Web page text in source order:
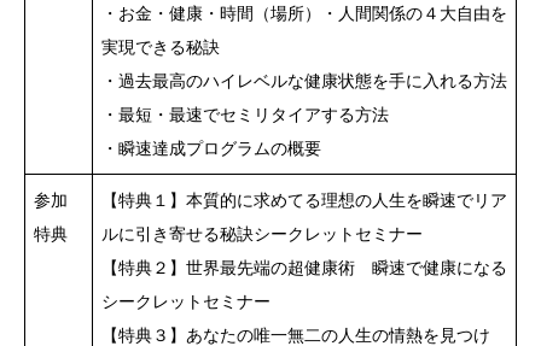
・お金・健康・時間（場所）・人間関係の４大自由を
実現できる秘訣
・過去最高のハイレベルな健康状態を手に入れる方法
・最短・最速でセミリタイアする方法
・瞬速達成プログラムの概要
参加
特典
【特典１】本質的に求めてる理想の人生を瞬速でリア
ルに引き寄せる秘訣シークレットセミナー
【特典２】世界最先端の超健康術 瞬速で健康になる
シークレットセミナー
【特典３】あなたの唯一無二の人生の情熱を見つけ